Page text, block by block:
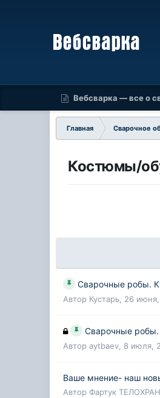
Вебсварка — все о
Главная Сварочное
Костюмы/
Сварочные робы.
Автор Кустарь 26
Сварочные робы.
Авторaytbaev 8 июля,
Ваше мнение- наш
Автор Фартук